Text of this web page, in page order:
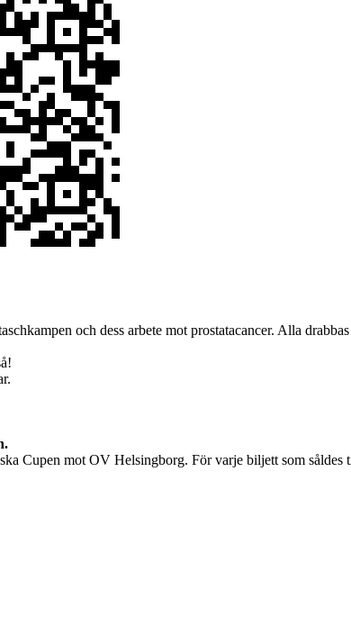
och dess arbete mot prostatacancer. Alla
Cupen mot OV Helsingborg. För varje biljett som